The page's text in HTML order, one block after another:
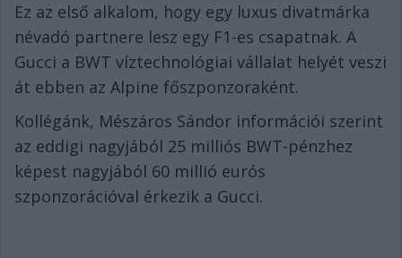
Ez az első alkalom, hogy egy luxus divatmárka
névadó partnere lesz egy F1-es csapatnak. A
Gucci a BWT víztechnológiai vállalat helyét veszi
át ebben az Alpine főszponzoraként.
Kollégánk, Mészáros Sándor információi szerint
az eddigi nagyjából 25 milliós BWT-pénzhez
képest nagyjából 60 millió eurós
szponzorációval érkezik a Gucci.